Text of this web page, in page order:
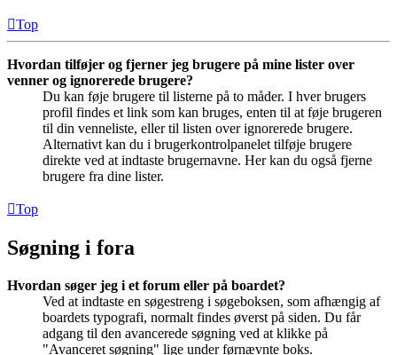
Top
Hvordan tilføjer og fjerner jeg brugere på mine lister over
venner og ignorerede brugere?
Du kan føje brugere til listerne på to måder. I hver brugers
profil findes et link som kan bruges, enten til at føje brugeren
til din venneliste, eller til listen over ignorerede brugere.
Alternativt kan du i brugerkontrolpanelet tilføje brugere
direkte ved at indtaste brugernavne. Her kan du også fjerne
brugere fra dine lister.
Top
Søgning i fora
Hvordan søger jeg i et forum eller på boardet?
Ved at indtaste en søgestreng i søgeboksen, som afhængig af
boardets typografi, normalt findes øverst på siden. Du får
adgang til den avancerede søgning ved at klikke på
"Avanceret søgning" lige under førnævnte boks.